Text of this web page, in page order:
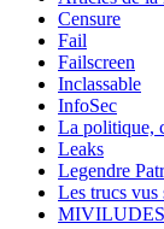
Censure
Fail
Failscreen
Inclassable
InfoSec
La politique,
Leaks
Legendre
Les trucs vus
MIVILUDES